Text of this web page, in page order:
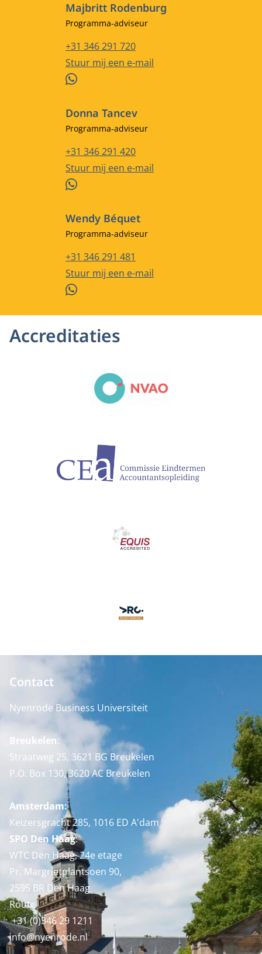
Majbritt Rodenburg
Functietitel
Programma-adviseur
Telefoonnummer
+31 346 291 720
E-mailadres
Stuur mij een e-mail
WhatsApp
Donna Tancev
Functietitel
Programma-adviseur
Telefoonnummer
+31 346 291 420
E-mailadres
Stuur mij een e-mail
WhatsApp
Wendy Béquet
Functietitel
Programma-adviseur
Telefoonnummer
+31 346 291 481
E-mailadres
Stuur mij een e-mail
WhatsApp
Accreditaties
Contact
Nyenrode Business Universiteit
Breukelen:
Straatweg 25, 3621 BG Breukelen
P.O. Box 130, 3620 AC Breukelen
Amsterdam:
Keizersgracht 285, 1016 ED A'dam
SPO Den Haag:
WTC Den Haag, 24e etage
Pr. Margrietplantsoen 90,
2595 BR Den Haag
Route
+31 (0)346 29 1211
info@nyenrode.nl